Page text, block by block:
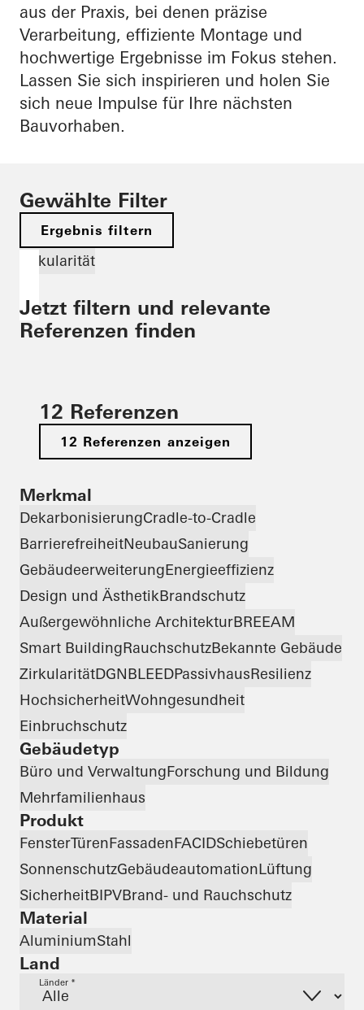
aus der Praxis, bei denen präzise
Verarbeitung, effiziente Montage und
hochwertige Ergebnisse im Fokus stehen.
Lassen Sie sich inspirieren und holen Sie
sich neue Impulse für Ihre nächsten
Bauvorhaben.
Gewählte Filter
Ergebnis filtern
Zirkularität
Jetzt filtern und relevante
Referenzen finden
12 Referenzen
12 Referenzen anzeigen
Merkmal
DekarbonisierungCradle-to-Cradle
BarrierefreiheitNeubauSanierung
GebäudeerweiterungEnergieeffizienz
Design und ÄsthetikBrandschutz
Außergewöhnliche ArchitekturBREEAM
Smart BuildingRauchschutzBekannte Gebäude
ZirkularitätDGNBLEEDPassivhausResilienz
HochsicherheitWohngesundheit
Einbruchschutz
Gebäudetyp
Büro und VerwaltungForschung und Bildung
Mehrfamilienhaus
Produkt
FensterTürenFassadenFACIDSchiebetüren
SonnenschutzGebäudeautomationLüftung
SicherheitBIPVBrand- und Rauchschutz
Material
AluminiumStahl
Land
Länder *